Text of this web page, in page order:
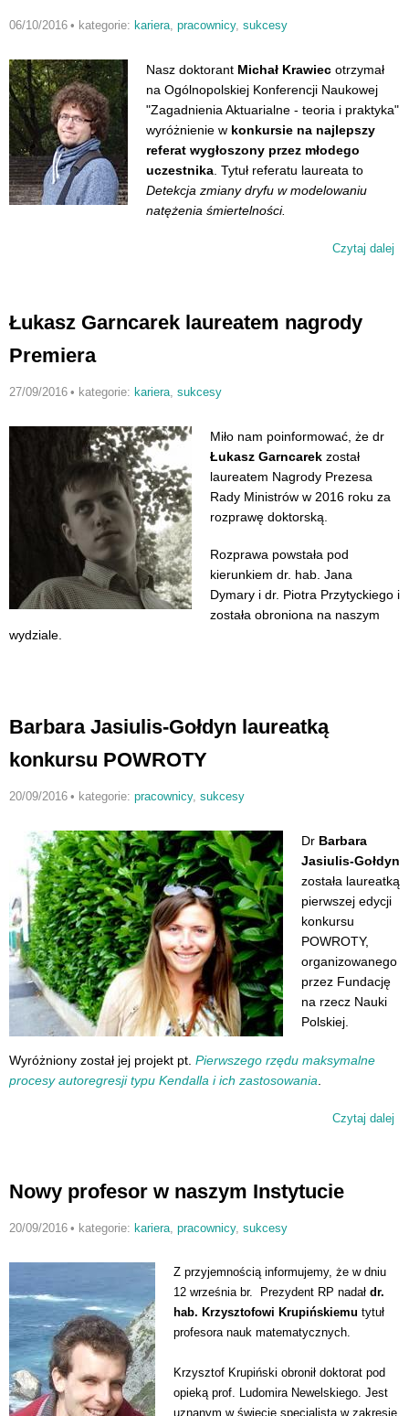
06/10/2016 • kategorie: kariera, pracownicy, sukcesy
Nasz doktorant Michał Krawiec otrzymał
na Ogólnopolskiej Konferencji Naukowej
"Zagadnienia Aktuarialne - teoria i praktyka"
wyróżnienie w konkursie na najlepszy
referat wygłoszony przez młodego
uczestnika . Tytuł referatu laureata to
Detekcja zmiany dryfu w modelowaniu
natężenia śmiertelności.
Czytaj dalej
Łukasz Garncarek laureatem nagrody
Premiera
27/09/2016 • kategorie: kariera, sukcesy
Miło nam poinformować, że dr
Łukasz Garncarek został
laureatem Nagrody Prezesa
Rady Ministrów w 2016 roku za
rozprawę doktorską.
Rozprawa powstała pod
kierunkiem dr. hab. Jana
Dymary i dr. Piotra Przytyckiego i
została obroniona na naszym
wydziale.
Barbara Jasiulis-Gołdyn laureatką
konkursu POWROTY
20/09/2016 • kategorie: pracownicy, sukcesy
Dr Barbara
Jasiulis-Gołdyn
została laureatką
pierwszej edycji
konkursu
POWROTY,
organizowanego
przez Fundację
na rzecz Nauki
Polskiej.
Wyróżniony został jej projekt pt. Pierwszego rzędu maksymalne
procesy autoregresji typu Kendalla i ich zastosowania
Czytaj dalej
Nowy profesor w naszym Instytucie
20/09/2016 • kategorie: kariera, pracownicy, sukcesy
Z przyjemnością informujemy, że w dniu
12 września br. Prezydent RP nadał dr.
hab. Krzysztofowi Krupińskiemu tytuł
profesora nauk matematycznych.
Krzysztof Krupiński obronił doktorat pod
opieką prof. Ludomira Newelskiego. Jest
uznanym w świecie specjalistą w zakresie